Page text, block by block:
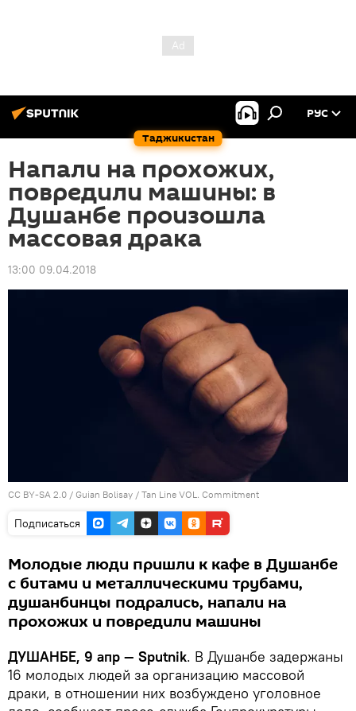
Таджикистан
РУС
Напали на прохожих,
повредили машины: в
Душанбе произошла
массовая драка
13:00 09.04.2018
CC BY-SA 2.0 / Guian Bolisay / Tan Line VOL. Commitment
Подписаться
Молодые люди пришли к кафе в Душанбе
с битами и металлическими трубами,
душанбинцы подрались, напали на
прохожих и повредили машины
ДУШАНБЕ, 9 апр — Sputnik. В Душанбе задержаны
16 молодых людей за организацию массовой
драки, в отношении них возбуждено уголовное